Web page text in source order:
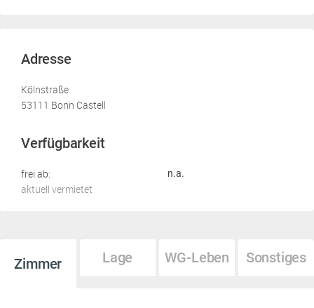
Adresse
Kölnstraße
53111 Bonn Castell
Verfügbarkeit
frei ab: n.a.
aktuell vermietet
Zimmer Lage WG-Leben Sonstiges